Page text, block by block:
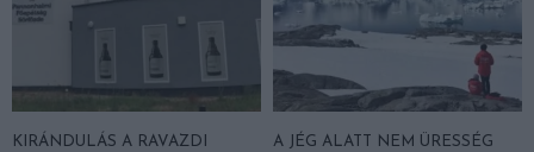
KIRÁNDULÁS A RAVAZDI
A JÉG ALATT NEM ÜRESSÉG